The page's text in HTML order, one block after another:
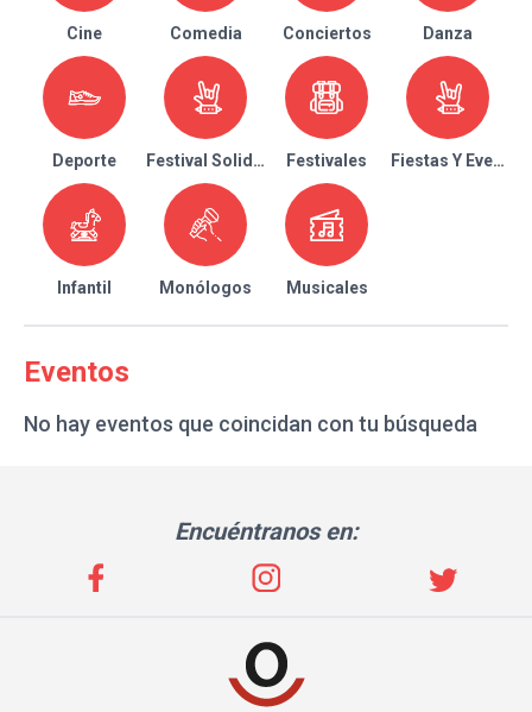
Cine Comedia Conciertos Danza
Deporte Festival Solidario Festivales Fiestas Y Eventos
Infantil Monólogos Musicales
Eventos
No hay eventos que coincidan con tu búsqueda
Encuéntranos en: